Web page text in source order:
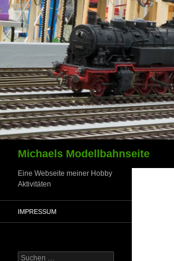
Zum
Inhalt
springen
Michaels Modellbahnseite
Eine Webseite meiner Hobby
Aktivitäten
IMPRESSUM
Suchen